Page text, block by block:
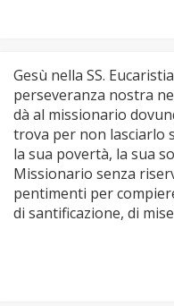
Gesù nella SS.
perseveranza nostra
dà al missionario
trova per non lasciarlo
la sua povertà, la sua
Missionario senza
pentimenti per
di santificazione, di